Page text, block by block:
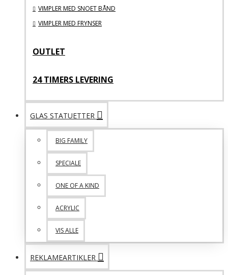
VIMPLER MED SNOET BÅND
VIMPLER MED FRYNSER
OUTLET
24 TIMERS LEVERING
GLAS STATUETTER
BIG FAMILY
SPECIALE
ONE OF A KIND
ACRYLIC
VIS ALLE
REKLAMEARTIKLER